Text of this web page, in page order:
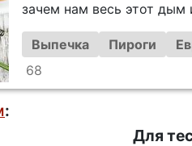
зачем нам весь этот дым
Выпечка Пироги
68
:
Для